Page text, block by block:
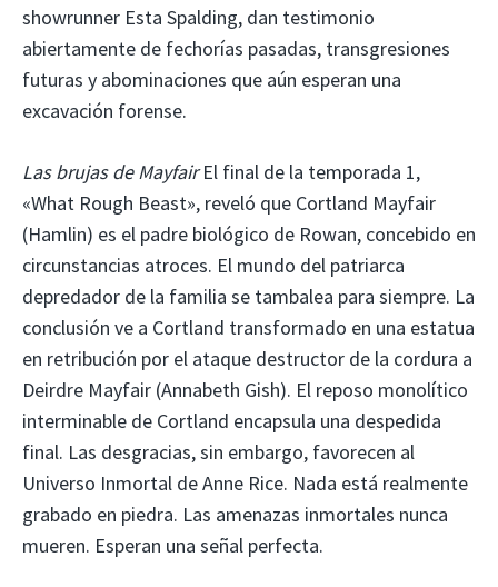
showrunner Esta Spalding, dan testimonio
abiertamente de fechorías pasadas, transgresiones
futuras y abominaciones que aún esperan una
excavación forense.
Las brujas de MayfairEl final de la temporada 1,
«What Rough Beast», reveló que Cortland Mayfair
(Hamlin) es el padre biológico de Rowan, concebido en
circunstancias atroces. El mundo del patriarca
depredador de la familia se tambalea para siempre. La
conclusión ve a Cortland transformado en una estatua
en retribución por el ataque destructor de la cordura a
Deirdre Mayfair (Annabeth Gish). El reposo monolítico
interminable de Cortland encapsula una despedida
final. Las desgracias, sin embargo, favorecen al
Universo Inmortal de Anne Rice. Nada está realmente
grabado en piedra. Las amenazas inmortales nunca
mueren. Esperan una señal perfecta.